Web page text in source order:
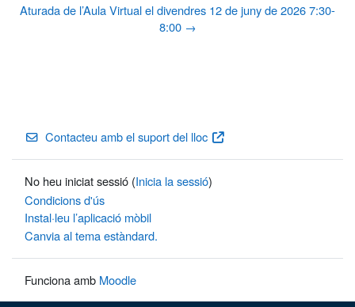
Aturada de l’Aula Virtual el divendres 12 de juny de 2026 7:30-
8:00 →
Contacteu amb el suport del lloc
No heu iniciat sessió (Inicia la sessió)
Condicions d'ús
Instal·leu l’aplicació mòbil
Canvia al tema estàndard.
Funciona amb Moodle